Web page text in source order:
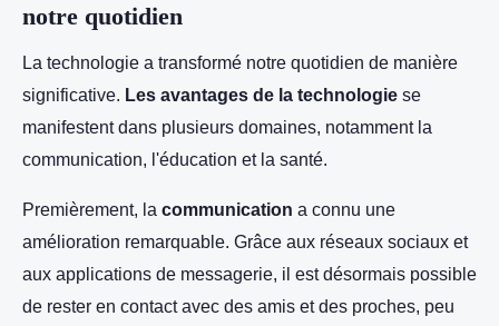
notre quotidien
La technologie a transformé notre quotidien de manière
significative. Les avantages de la technologie se
manifestent dans plusieurs domaines, notamment la
communication, l'éducation et la santé.
Premièrement, la communication a connu une
amélioration remarquable. Grâce aux réseaux sociaux et
aux applications de messagerie, il est désormais possible
de rester en contact avec des amis et des proches, peu